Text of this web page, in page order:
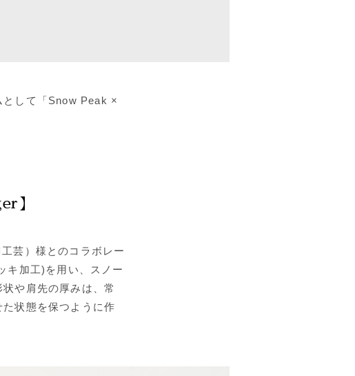
として「Snow Peak ×
】
芸）様とのコラボレー
キ加工)を用い、スノー
や肩先の厚みは、常
状態を保つように作